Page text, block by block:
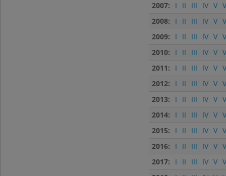
2007:
I II III IV V
2008:
I II III IV V
2009:
I II III IV V
2010:
I II III IV V
2011:
I II III IV V
2012:
I II III IV V
2013:
I II III IV V
2014:
I II III IV V
2015:
I II III IV V
2016:
I II III IV V
2017:
I II III IV V